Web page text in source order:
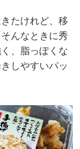
たけれど、移
んなときに秀
、脂っぽくな
しやすいパッ